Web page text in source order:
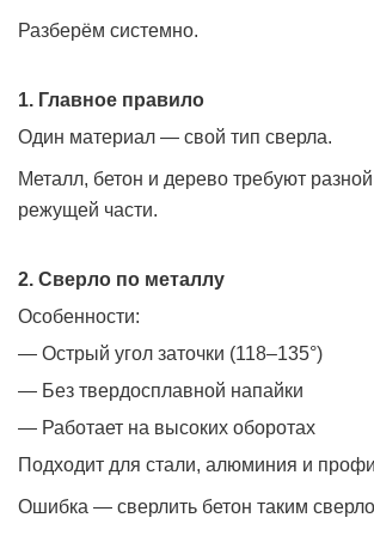
Разберём системно.
1. Главное правило
Один материал — свой тип сверла.
Металл, бетон и дерево требуют
режущей части.
2. Сверло по металлу
Особенности:
— Острый угол заточки (118–135°)
— Без твердосплавной напайки
— Работает на высоких оборотах
Подходит для стали, алюминия и
Ошибка — сверлить бетон таким